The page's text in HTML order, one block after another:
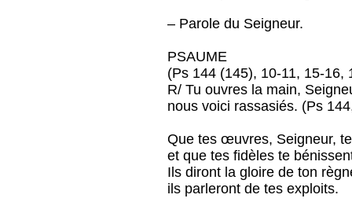
– Parole du Seigneur.
PSAUME
(Ps 144 (145), 10-11, 15-16,
R/ Tu ouvres la main,
nous voici rassasiés. (Ps
Que tes œuvres, Seigneur,
et que tes fidèles te
Ils diront la gloire de ton
ils parleront de tes exploits.